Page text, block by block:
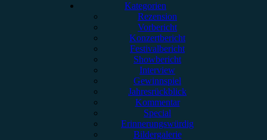
Kategorien
Rezension
Vorbericht
Konzertbericht
Festivalbericht
Showbericht
Interview
Gewinnspiel
Jahresrückblick
Kommentar
Special
Erinnerungswürdig
Bildergalerie